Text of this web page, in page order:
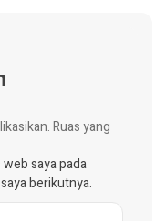
Ruas yang
saya pada
berikutnya.